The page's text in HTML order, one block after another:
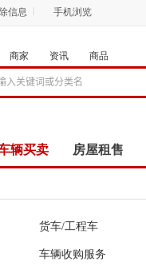
信息 手机浏览
商家 资讯 商品
辆买卖 房屋租售
货车/工程车
车辆收购服务